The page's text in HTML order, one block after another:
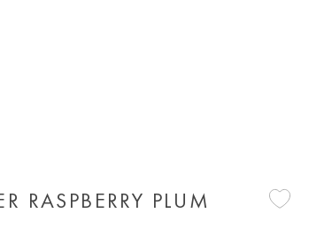
RASPBERRY PLUM